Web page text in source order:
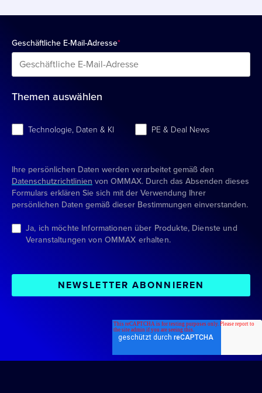
Geschäftliche E-Mail-Adresse*
Themen auswählen
Technologie, Daten & KI PE & Deal News
Ihre persönlichen Daten werden verarbeitet gemäß den
Datenschutzrichtlinien von OMMAX. Durch das Absenden dieses
Formulars erklären Sie sich mit der Verwendung Ihrer
persönlichen Daten gemäß dieser Bestimmungen einverstanden.
Ja, ich möchte Informationen über Produkte, Dienste und
Veranstaltungen von OMMAX erhalten.